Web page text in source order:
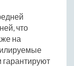
что
на
гарантируют